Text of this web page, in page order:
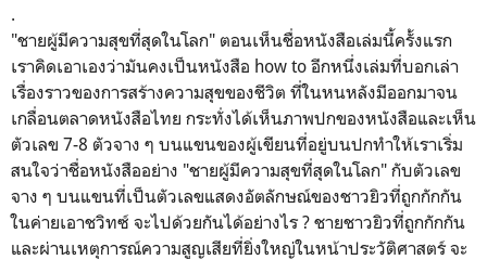
.
"ชายผู้มีความสุขที่สุดในโลก" ตอนเห็นชื่อหนังสือเล่มนี้ครั้งแรก
เราคิดเอาเองว่ามันคงเป็นหนังสือ how to อีกหนึ่งเล่มที่บอกเล่า
เรื่องราวของการสร้างความสุขของชีวิต ที่ในหนหลังมีออกมาจน
เกลื่อนตลาดหนังสือไทย กระทั่งได้เห็นภาพปกของหนังสือและเห็น
ตัวเลข 7-8 ตัวจาง ๆ บนแขนของผู้เขียนที่อยู่บนปกทำให้เราเริ่ม
สนใจว่าชื่อหนังสืออย่าง "ชายผู้มีความสุขที่สุดในโลก" กับตัวเลข
จาง ๆ บนแขนที่เป็นตัวเลขแสดงอัตลักษณ์ของชาวยิวที่ถูกกักกัน
ในค่ายเอาชวิทซ์ จะไปด้วยกันได้อย่างไร ? ชายชาวยิวที่ถูกกักกัน
และผ่านเหตุการณ์ความสูญเสียที่ยิ่งใหญ่ในหน้าประวัติศาสตร์ จะ